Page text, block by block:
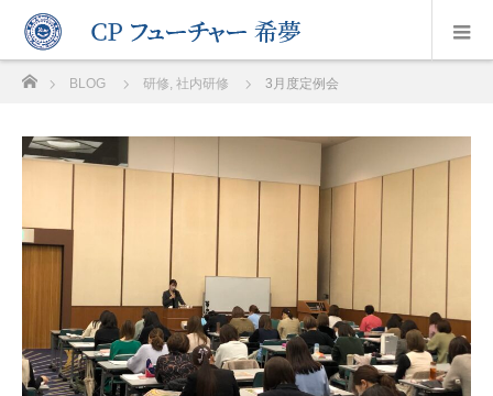
ホーム
BLOG 研修, 社内研修 3月度定例会